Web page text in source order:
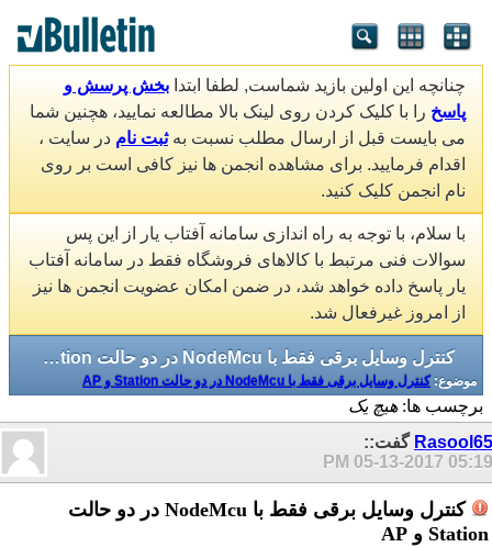
چنانچه این اولین بازید شماست, لطفا ابتدا بخش پرسش و
پاسخ را با کلیک کردن روی لینک بالا مطالعه نمایید، هچنین شما
می بایست قبل از ارسال مطلب نسبت بهثبت نام در سایت ،
اقدام فرمایید. برای مشاهده انجمن ها نیز کافی است بر روی
نام انجمن کلیک کنید.
با سلام، با توجه به راه اندازی سامانه آفتاب یار از این پس
سوالات فنی مرتبط با کالاهای فروشگاه فقط در سامانه آفتاب
یار پاسخ داده خواهد شد، در ضمن امکان عضویت انجمن ها نیز
از امروز غیرفعال شد.
کنترل وسایل برقی فقط با NodeMcu در دو حالت Station و AP
موضوع:کنترل وسایل برقی فقط با NodeMcu در دو حالت Station و AP
برچسب ها: هیچ یک
Rasool65 گفت::
05-13-2017 05:19 PM
کنترل وسایل برقی فقط با NodeMcu در دو حالت
Station و AP